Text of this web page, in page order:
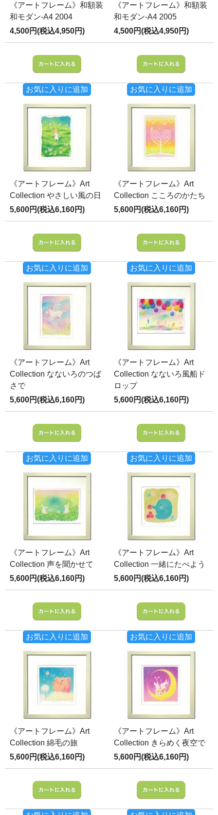
《アートフレーム》和額装
和モダン-A4 2004
4,500円(税込4,950円)
お気に入りに追加
《アートフレーム》和額装
和モダン-A4 2005
4,500円(税込4,950円)
お気に入りに追加
《アートフレーム》Art
Collection やさしい風の日
5,600円(税込6,160円)
お気に入りに追加
《アートフレーム》Art
Collection こころのかたち
5,600円(税込6,160円)
お気に入りに追加
《アートフレーム》Art
Collection なないろのつば
さで
5,600円(税込6,160円)
お気に入りに追加
《アートフレーム》Art
Collection なないろ風船ド
ロップ
5,600円(税込6,160円)
お気に入りに追加
《アートフレーム》Art
Collection 声を聞かせて
5,600円(税込6,160円)
お気に入りに追加
《アートフレーム》Art
Collection 一緒にたべよう
5,600円(税込6,160円)
お気に入りに追加
《アートフレーム》Art
Collection 綿毛の旅
5,600円(税込6,160円)
《アートフレーム》Art
Collection きらめく夜空で
5,600円(税込6,160円)